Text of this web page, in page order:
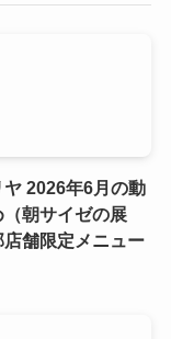
2026年6月の動
（朝サイゼの展
店舗限定メニュー